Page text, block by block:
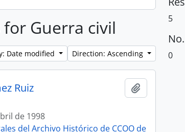
Guerra civil
Date modified Direction: Ascending
Ruiz
de 1998
del Archivo Histórico de CCOO de
5
0